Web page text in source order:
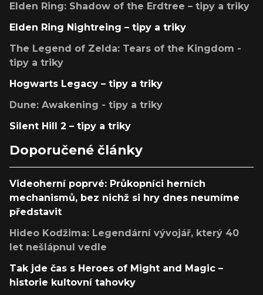
Elden Ring: Shadow of the Erdtree – tipy a triky
Elden Ring Nightreing – tipy a triky
The Legend of Zelda: Tears of the Kingdom -
tipy a triky
Hogwarts Legacy – tipy a triky
Dune: Awakening - tipy a triky
Silent Hill 2 – tipy a triky
Doporučené články
Videoherní poprvé: Průkopníci herních
mechanismů, bez nichž si hry dnes neumíme
představit
Hideo Kodžima: Legendární vývojář, který 40
let nešlápnul vedle
Tak jde čas s Heroes of Might and Magic –
historie kultovní tahovky